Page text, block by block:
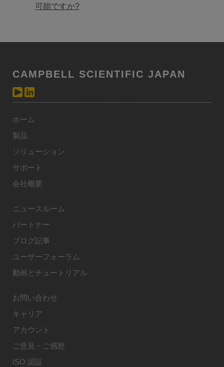
可能ですか?
CAMPBELL SCIENTIFIC JAPAN
ホーム
製品
ソリューション
サポート
会社概要
ニュースルーム
パートナー
ブログ記事
ユーザーフォーラム
動画とチュートリアル
お問い合わせ
キャリア
アカウント
ご意見・ご感想
ISO 認証